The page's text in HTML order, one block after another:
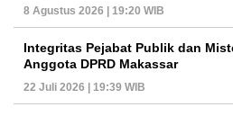
8 Agustus 2026 | 19:20 WIB
Integritas Pejabat Publik dan
Anggota DPRD Makassar
22 Juli 2026 | 19:39 WIB